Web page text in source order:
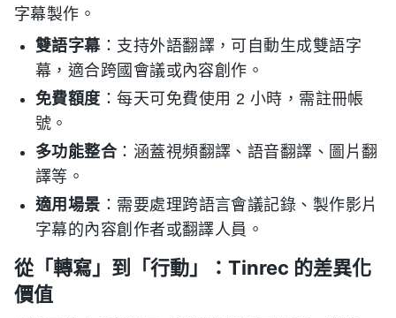
字幕製作。
雙語字幕：支持外語翻譯，可自動生成雙語字
幕，適合跨國會議或內容創作。
免費額度 ：每天可免費使用 2 小時，需註冊帳
號。
多功能整合：涵蓋視頻翻譯、語音翻譯、圖片翻
譯等。
適用場景 ：需要處理跨語言會議記錄、製作影片
字幕的內容創作者或翻譯人員。
從「轉寫」到「行動」：Tinrec 的差異化
價值